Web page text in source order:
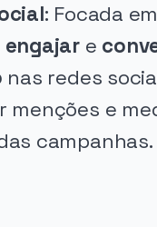
: Focada
engajar e
nas redes
menções e
campanhas.